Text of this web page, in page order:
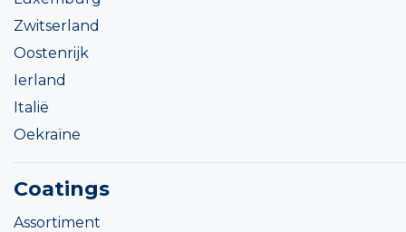
Zwitserland
Oostenrijk
Ierland
Italië
Oekraïne
Coatings
Assortiment